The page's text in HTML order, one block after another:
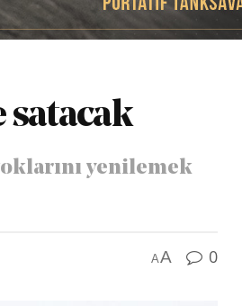
satacak
yenilemek
AA 0